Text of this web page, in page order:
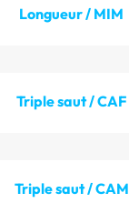
Longueur / MIM
Triple saut / CAF
Triple saut / CAM